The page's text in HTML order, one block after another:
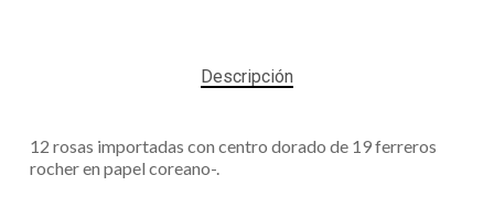
Descripción
12 rosas importadas con centro dorado de 19 ferreros
rocher en papel coreano-.